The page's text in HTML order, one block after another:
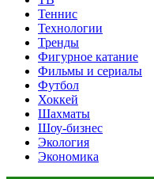
Теннис
Технологии
Тренды
Фигурное катание
Фильмы и сериалы
Футбол
Хоккей
Шахматы
Шоу-бизнес
Экология
Экономика